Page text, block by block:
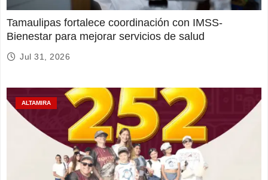
Tamaulipas fortalece coordinación con IMSS-
Bienestar para mejorar servicios de salud
Jul 31, 2026
ALTAMIRA